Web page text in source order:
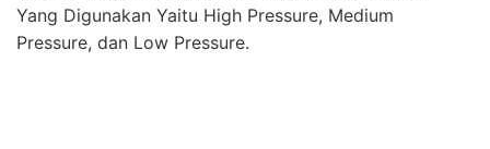
Yang Digunakan Yaitu High Pressure, Medium
Pressure, dan Low Pressure.